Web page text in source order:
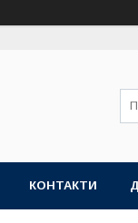
КОНТАКТИ